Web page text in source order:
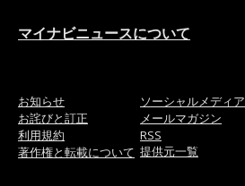
マイナビニュースについて
お知らせ
お詫びと訂正
利用規約
著作権と転載について
ソーシャルメディア
メールマガジン
RSS
提供元一覧